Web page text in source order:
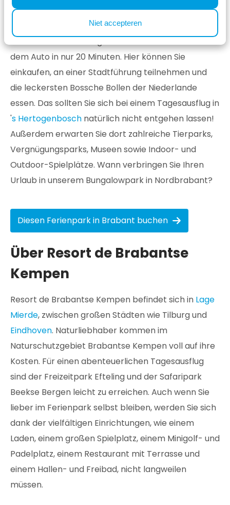
Niet accepteren
können. Mieten Sie ein Boot oder bestellen Sie im
Strandpavillon ein erfrischendes Getränk. Die
dem Auto in nur 20 Minuten. Hier können Sie
einkaufen, an einer Stadtführung teilnehmen und
die leckersten Bossche Bollen der Niederlande
essen. Das sollten Sie sich bei einem Tagesausflug in
's Hertogenbosch natürlich nicht entgehen lassen!
Außerdem erwarten Sie dort zahlreiche Tierparks,
Vergnügungsparks, Museen sowie Indoor- und
Outdoor-Spielplätze. Wann verbringen Sie Ihren
Urlaub in unserem Bungalowpark in Nordbrabant?
Diesen Ferienpark in Brabant buchen
Über Resort de Brabantse
Kempen
Resort de Brabantse Kempen befindet sich in Lage
Mierde, zwischen großen Städten wie Tilburg und
Eindhoven. Naturliebhaber kommen im
Naturschutzgebiet Brabantse Kempen voll auf ihre
Kosten. Für einen abenteuerlichen Tagesausflug
sind der Freizeitpark Efteling und der Safaripark
Beekse Bergen leicht zu erreichen. Auch wenn Sie
lieber im Ferienpark selbst bleiben, werden Sie sich
dank der vielfältigen Einrichtungen, wie einem
Laden, einem großen Spielplatz, einem Minigolf- und
Padelplatz, einem Restaurant mit Terrasse und
einem Hallen- und Freibad, nicht langweilen
müssen.